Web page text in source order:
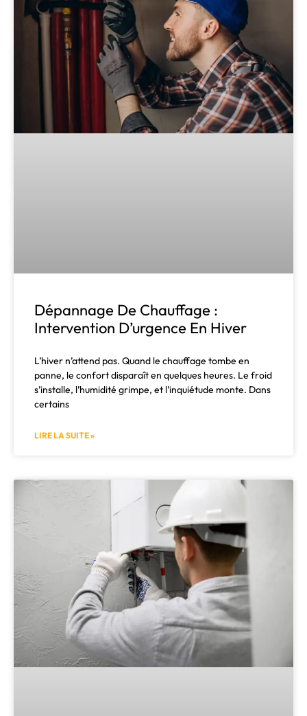
Dépannage De Chauffage :
Intervention D’urgence En Hiver
L’hiver n’attend pas. Quand le chauffage tombe en
panne, le confort disparaît en quelques heures. Le froid
s’installe, l’humidité grimpe, et l’inquiétude monte. Dans
certains
LIRE LA SUITE »